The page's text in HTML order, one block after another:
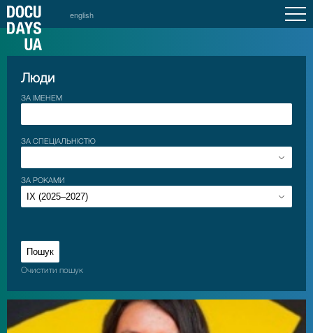
english
Люди
ЗА ІМЕНЕМ
ЗА СПЕЦІАЛЬНІСТЮ
ЗА РОКАМИ
Очистити пошук